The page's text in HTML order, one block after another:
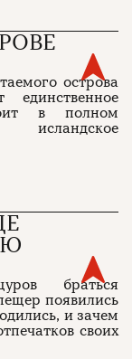
острова
в полном
исландское
браться
появились
и зачем
своих